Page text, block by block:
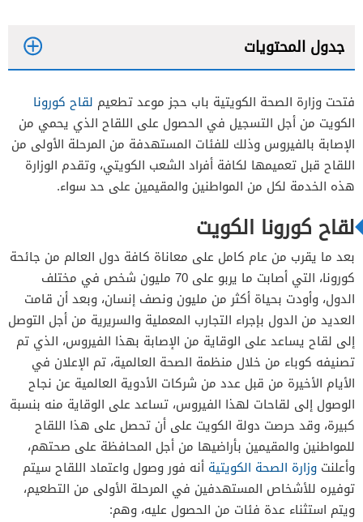
جدول المحتويات
فتحت وزارة الصحة الكويتية باب حجز موعد تطعيم لقاح كورونا
الكويت من أجل التسجيل في الحصول على اللقاح الذي يحمي من
الإصابة بالفيروس وذلك للفئات المستهدفة من المرحلة الأولى من
اللقاح قبل تعميمها لكافة أفراد الشعب الكويتي، وتقدم الوزارة
هذه الخدمة لكل من المواطنين والمقيمين على حد سواء.
لقاح كورونا الكويت
بعد ما يقرب من عام كامل على معاناة كافة دول العالم من جائحة
كورونا، التي أصابت ما يربو على 70 مليون شخص في مختلف
الدول، وأودت بحياة أكثر من مليون ونصف إنسان، وبعد أن قامت
العديد من الدول بإجراء التجارب المعملية والسريرية من أجل التوصل
إلى لقاح يساعد على الوقاية من الإصابة بهذا الفيروس، الذي تم
تصنيفه كوباء من خلال منظمة الصحة العالمية، تم الإعلان في
الأيام الأخيرة من قبل عدد من شركات الأدوية العالمية عن نجاح
الوصول إلى لقاحات لهذا الفيروس، تساعد على الوقاية منه بنسبة
كبيرة، وقد حرصت دولة الكويت على أن تحصل على هذا اللقاح
للمواطنين والمقيمين بأراضيها من أجل المحافظة على صحتهم،
وأعلنت وزارة الصحة الكويتية أنه فور وصول واعتماد اللقاح سيتم
توفيره للأشخاص المستهدفين في المرحلة الأولى من التطعيم،
ويتم استثناء عدة فئات من الحصول عليه، وهم: